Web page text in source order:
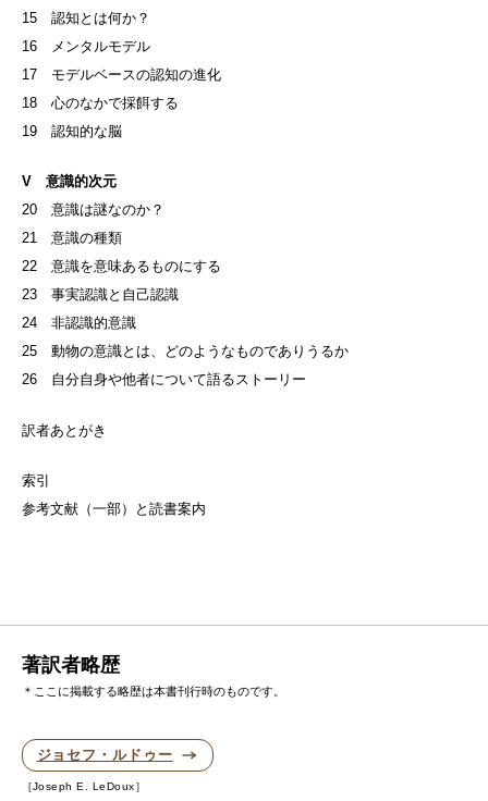
15 認知とは何か？
16 メンタルモデル
17 モデルベースの認知の進化
18 心のなかで採餌する
19 認知的な脳
V 意識的次元
20 意識は謎なのか？
21 意識の種類
22 意識を意味あるものにする
23 事実認識と自己認識
24 非認識的意識
25 動物の意識とは、どのようなものでありうるか
26 自分自身や他者について語るストーリー
訳者あとがき
索引
参考文献（一部）と読書案内
著訳者略歴
＊ここに掲載する略歴は本書刊行時のものです。
ジョセフ・ルドゥー
Joseph E. LeDoux